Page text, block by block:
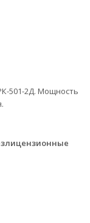
501-2Д. Мощность